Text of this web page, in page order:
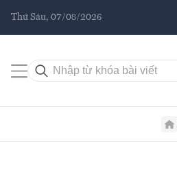
Thứ Sáu, 07/08/2026